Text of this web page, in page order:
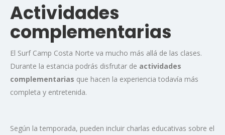
Actividades
complementarias
El Surf Camp Costa Norte va mucho más allá de las clases.
Durante la estancia podrás disfrutar de actividades
complementarias que hacen la experiencia todavía más
completa y entretenida.
Según la temporada, pueden incluir charlas educativas sobre el